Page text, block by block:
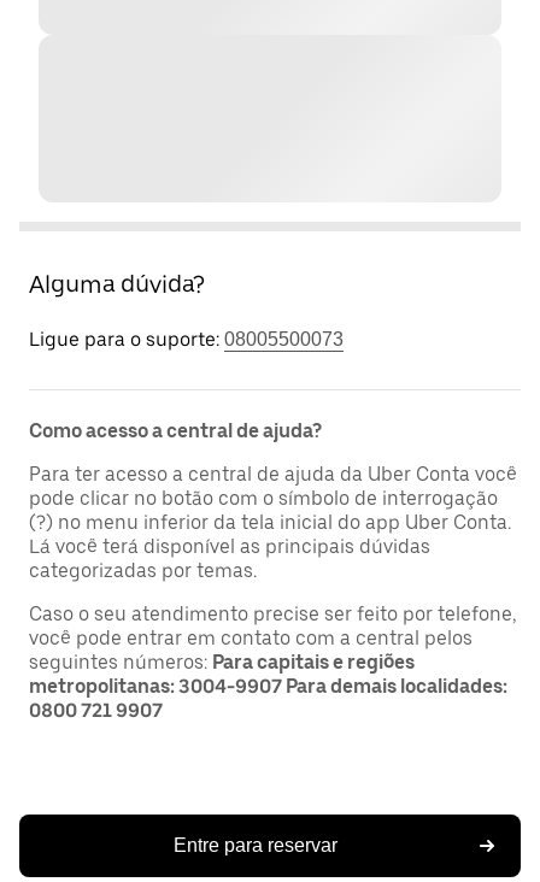
Alguma dúvida?
Ligue para o suporte: 08005500073
Como acesso a central de ajuda?
Para ter acesso a central de ajuda da Uber Conta você
pode clicar no botão com o símbolo de interrogação
(?) no menu inferior da tela inicial do app Uber Conta.
Lá você terá disponível as principais dúvidas
categorizadas por temas.
Caso o seu atendimento precise ser feito por telefone,
você pode entrar em contato com a central pelos
seguintes números: Para capitais e regiões
metropolitanas: 3004-9907 Para demais localidades:
0800 721 9907
Entre para reservar